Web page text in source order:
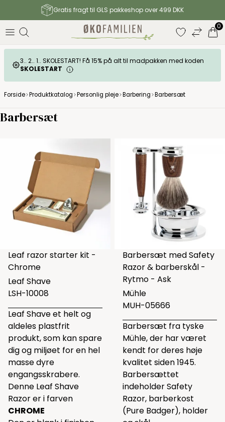
Gratis fragt til GLS pakkeshop over 499 DKK
0
3.. 2.. 1.. SKOLESTART! Få 15% på alt til madpakken med koden
SKOLESTART
Forside Produktkatalog Personlig pleje Barbering Barbersæt
Barbersæt
Leaf razor starter kit -
Chrome
Leaf Shave
LSH-10008
Leaf Shave et helt og
aldeles plastfrit
produkt, som kan spare
dig og miljøet for en hel
masse dyre
engangsskrabere.
Denne Leaf Shave
Razor er i farven
CHROME
Barbersæt med Safety
Razor & barberskål -
Rytmo - Ask
Mühle
MUH-05666
Barbersæt fra tyske
Mühle, der har været
kendt for deres høje
kvalitet siden 1945.
Barbersættet
indeholder Safety
Razor, barberkost
(Pure Badger), holder